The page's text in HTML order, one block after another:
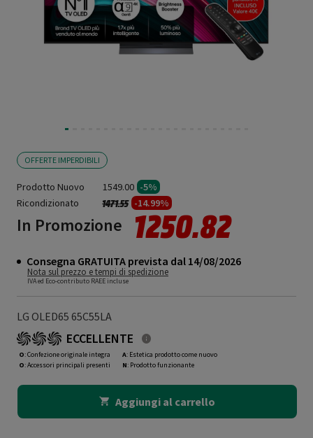
OFFERTE IMPERDIBILI
Prodotto Nuovo 1549.00 -5%
Ricondizionato
Prezzo ridotto da
1471.55a -14.99%
In Promozione 1250.82
Consegna GRATUITA prevista dal 14/08/2026
Nota sul prezzo e tempi di spedizione
IVA ed Eco-contributo RAEE incluse
LG OLED65 65C55LA
ECCELLENTE
O: Confezione originale integra
O: Accessori principali presenti
A: Estetica prodotto come nuovo
N: Prodotto funzionante
Aggiungi al carrello